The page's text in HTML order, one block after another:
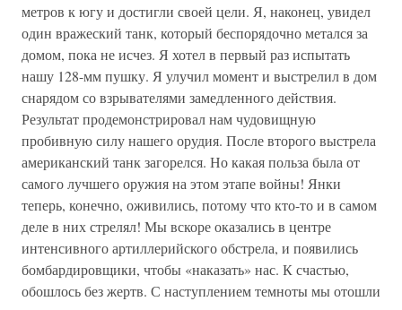
метров к югу и достигли своей цели. Я, наконец, увидел
один вражеский танк, который беспорядочно метался за
домом, пока не исчез. Я хотел в первый раз испытать
нашу 128-мм пушку. Я улучил момент и выстрелил в дом
снарядом со взрывателями замедленного действия.
Результат продемонстрировал нам чудовищную
пробивную силу нашего орудия. После второго выстрела
американский танк загорелся. Но какая польза была от
самого лучшего оружия на этом этапе войны! Янки
теперь, конечно, оживились, потому что кто-то и в самом
деле в них стрелял! Мы вскоре оказались в центре
интенсивного артиллерийского обстрела, и появились
бомбардировщики, чтобы «наказать» нас. К счастью,
обошлось без жертв. С наступлением темноты мы отошли